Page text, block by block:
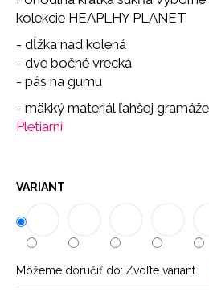
kolekcie HEAPLHY PLANET
- dĺžka nad kolená
- dve bočné vrecká
- pás na gumu
- mäkký materiál ľahšej
Pletiarni
VARIANT
Môžeme doručiť do: Zvoľte variant
a
m
BRAZILKY
SOFT
CHOCOLATE